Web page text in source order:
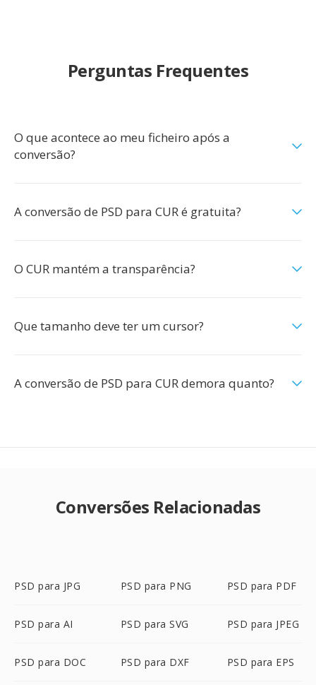
Perguntas Frequentes
O que acontece ao meu ficheiro após a
conversão?
A conversão de PSD para CUR é gratuita?
O CUR mantém a transparência?
Que tamanho deve ter um cursor?
A conversão de PSD para CUR demora quanto?
Conversões Relacionadas
PSD para JPG PSD para PNG PSD para PDF
PSD para AI PSD para SVG PSD para JPEG
PSD para DOC PSD para DXF PSD para EPS